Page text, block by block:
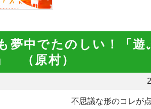
夢中でたのしい！「
（原村）
不思議な形のコレが